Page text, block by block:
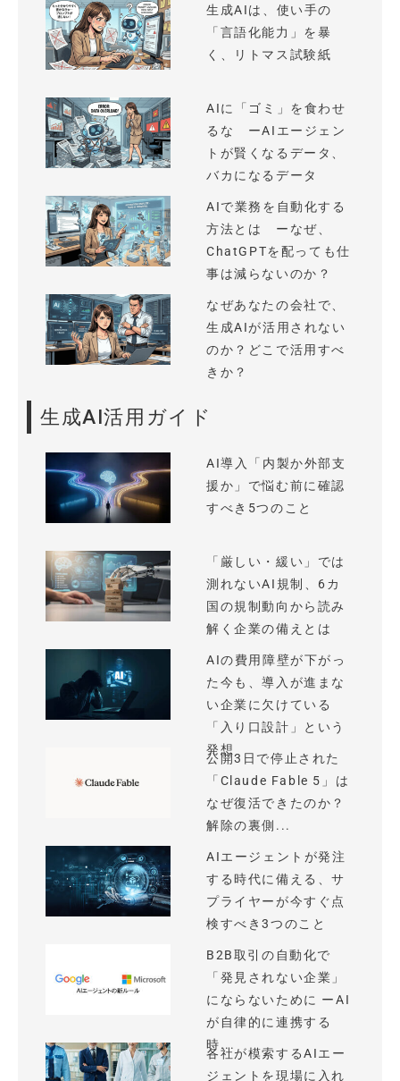
生成AIは、使い手の
「言語化能力」を暴
く、リトマス試験紙
AIに「ゴミ」を食わせ
るな ーAIエージェン
トが賢くなるデータ、
バカになるデータ
AIで業務を自動化する
方法とは ーなぜ、
ChatGPTを配っても仕
事は減らないのか？
なぜあなたの会社で、
生成AIが活用されない
のか？どこで活用すべ
きか？
生成AI活用ガイド
AI導入「内製か外部支
援か」で悩む前に確認
すべき5つのこと
「厳しい・緩い」では
測れないAI規制、6カ
国の規制動向から読み
解く企業の備えとは
AIの費用障壁が下がっ
た今も、導入が進まな
い企業に欠けている
「入り口設計」という
発想
公開3日で停止された
「Claude Fable 5」は
なぜ復活できたのか？
解除の裏側...
AIエージェントが発注
する時代に備える、サ
プライヤーが今すぐ点
検すべき3つのこと
B2B取引の自動化で
「発見されない企業」
にならないために ーAI
が自律的に連携する
時...
各社が模索するAIエー
ジェントを現場に入れ